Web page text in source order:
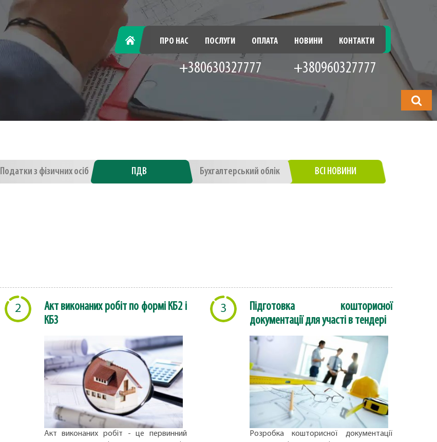
ГОЛОВНА ПРО НАС ПОСЛУГИ ОПЛАТА НОВИНИ КОНТАКТИ
+380630327777 +380960327777
Податки з фізичних осіб ПДВ Бухгалтерський облік ВСІ НОВИНИ
2
Акт виконаних робіт по формі КБ2 і
КБ3
Акт виконаних робіт - це первинний
3
Підготовка кошторисної
документації для участі в тендері
Розробка кошторисної документації